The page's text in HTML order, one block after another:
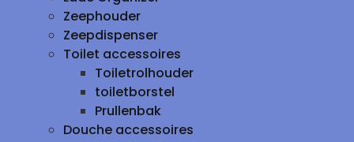
Zeephouder
Zeepdispenser
Toilet accessoires
Toiletrolhouder
toiletborstel
Prullenbak
Douche accessoires